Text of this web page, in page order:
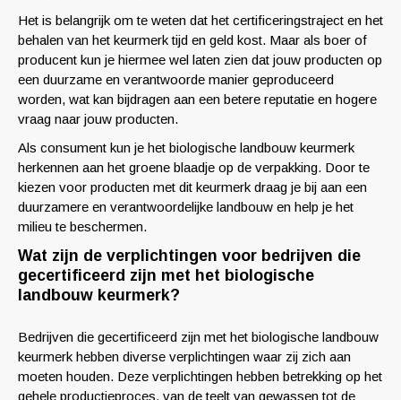
Het is belangrijk om te weten dat het certificeringstraject en het
behalen van het keurmerk tijd en geld kost. Maar als boer of
producent kun je hiermee wel laten zien dat jouw producten op
een duurzame en verantwoorde manier geproduceerd
worden, wat kan bijdragen aan een betere reputatie en hogere
vraag naar jouw producten.
Als consument kun je het biologische landbouw keurmerk
herkennen aan het groene blaadje op de verpakking. Door te
kiezen voor producten met dit keurmerk draag je bij aan een
duurzamere en verantwoordelijke landbouw en help je het
milieu te beschermen.
Wat zijn de verplichtingen voor bedrijven die
gecertificeerd zijn met het biologische
landbouw keurmerk?
Bedrijven die gecertificeerd zijn met het biologische landbouw
keurmerk hebben diverse verplichtingen waar zij zich aan
moeten houden. Deze verplichtingen hebben betrekking op het
gehele productieproces, van de teelt van gewassen tot de